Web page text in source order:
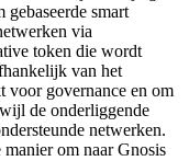
smart
via
token die wordt
van het
voor governance en om
de onderliggende
netwerken.
om naar Gnosis